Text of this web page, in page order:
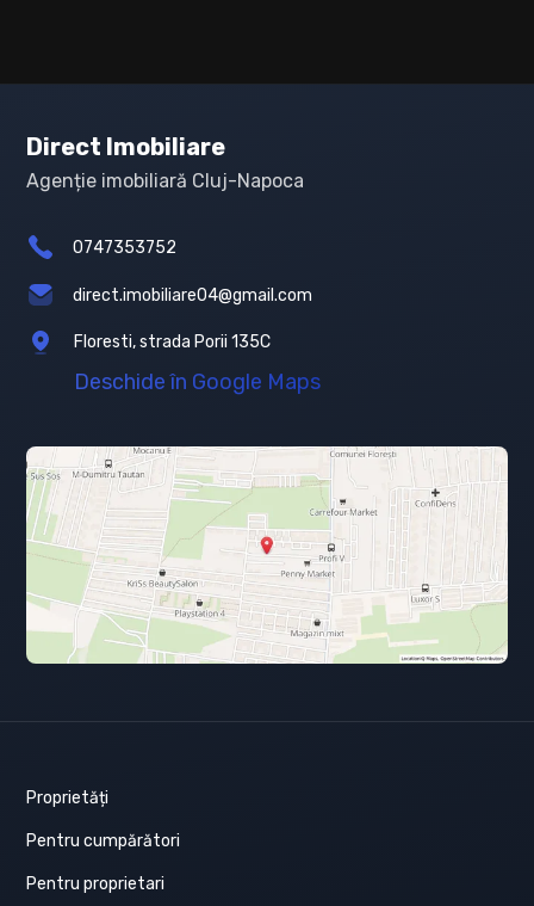
Direct Imobiliare
Agenție imobiliară Cluj-Napoca
0747353752
direct.imobiliare04@gmail.com
Floresti, strada Porii 135C
Deschide în Google Maps
Proprietăți
Pentru cumpărători
Pentru proprietari